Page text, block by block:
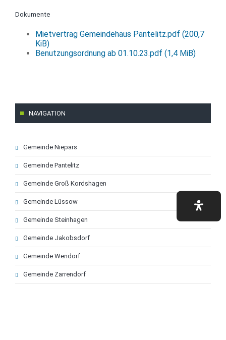
Dokumente
Mietvertrag Gemeindehaus Pantelitz.pdf (200,7
KiB)
Benutzungsordnung ab 01.10.23.pdf (1,4 MiB)
NAVIGATION
Navigation
überspringen
Gemeinde Niepars
Gemeinde Pantelitz
Gemeinde Groß Kordshagen
Gemeinde Lüssow
Gemeinde Steinhagen
Gemeinde Jakobsdorf
Gemeinde Wendorf
Gemeinde Zarrendorf